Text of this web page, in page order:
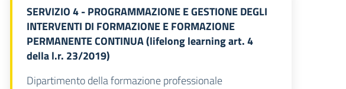
SERVIZIO 4 - PROGRAMMAZIONE E GESTIONE DEGLI
INTERVENTI DI FORMAZIONE E FORMAZIONE
PERMANENTE CONTINUA (lifelong learning art. 4
della l.r. 23/2019)
Dipartimento della formazione professionale